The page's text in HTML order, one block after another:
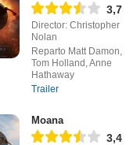
3,7
Director: Christopher
Nolan
Reparto Matt Damon,
Tom Holland, Anne
Hathaway
Trailer
Moana
3,4